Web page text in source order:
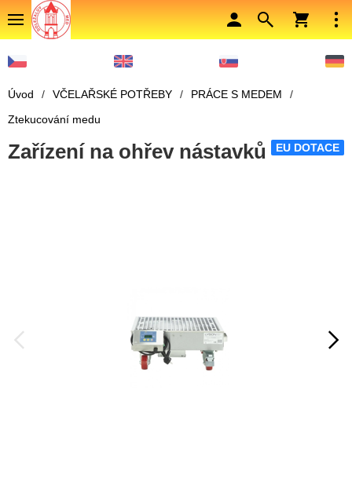
Úvod / VČELAŘSKÉ POTŘEBY / PRÁCE S MEDEM
/
Ztekucování medu
EU DOTACE
Zařízení na ohřev nástavků